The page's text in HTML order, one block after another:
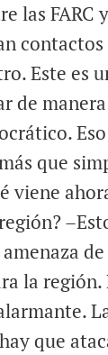
las FARC
Este es
de
que
viene
de
la
que